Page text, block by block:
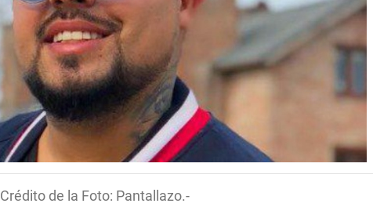
Crédito de la Foto: Pantallazo.-